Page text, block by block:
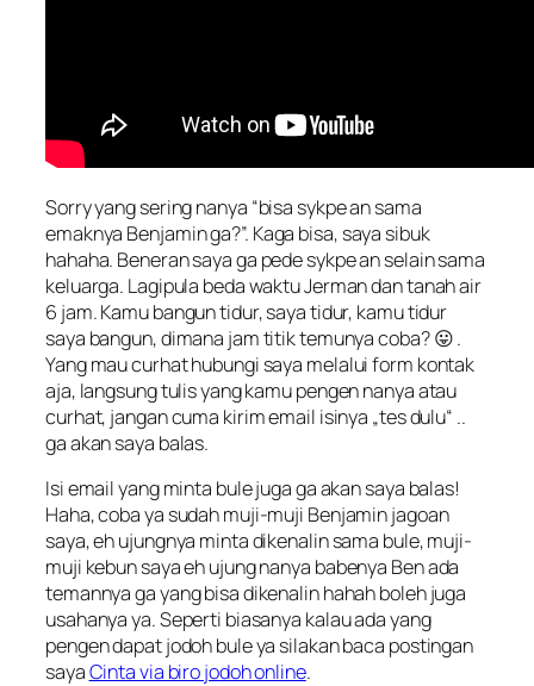
Sorry yang sering nanya “bisa sykpe an sama
emaknya Benjamin ga?”. Kaga bisa, saya sibuk
hahaha. Beneran saya ga pede sykpe an selain sama
keluarga. Lagipula beda waktu Jerman dan tanah air
6 jam. Kamu bangun tidur, saya tidur, kamu tidur
saya bangun, dimana jam titik temunya coba? 😛 .
Yang mau curhat hubungi saya melalui form kontak
aja, langsung tulis yang kamu pengen nanya atau
curhat, jangan cuma kirim email isinya „tes dulu“ ..
ga akan saya balas.
Isi email yang minta bule juga ga akan saya balas!
Haha, coba ya sudah muji-muji Benjamin jagoan
saya, eh ujungnya minta dikenalin sama bule, muji-
muji kebun saya eh ujung nanya babenya Ben ada
temannya ga yang bisa dikenalin hahah boleh juga
usahanya ya. Seperti biasanya kalau ada yang
pengen dapat jodoh bule ya silakan baca postingan
sayaCinta via biro jodoh online.